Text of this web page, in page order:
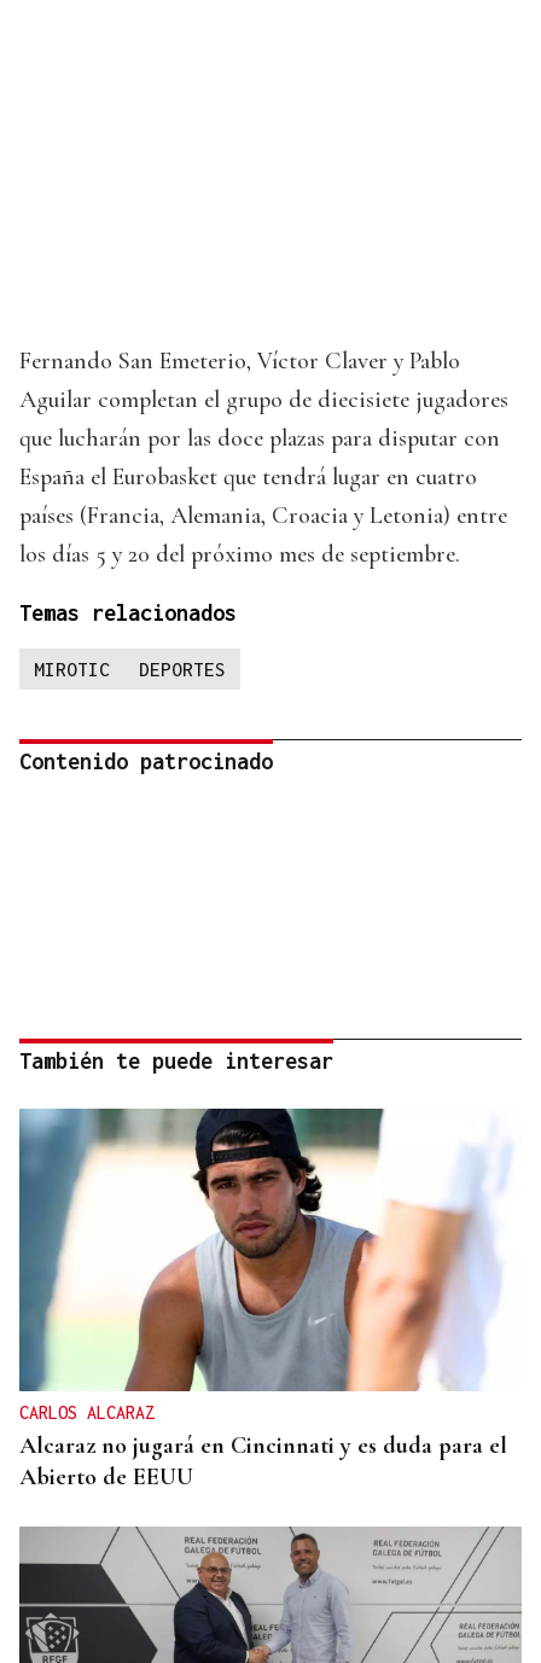
Fernando San Emeterio, Víctor Claver y Pablo
Aguilar completan el grupo de diecisiete jugadores
que lucharán por las doce plazas para disputar con
España el Eurobasket que tendrá lugar en cuatro
países (Francia, Alemania, Croacia y Letonia) entre
los días 5 y 20 del próximo mes de septiembre.
Temas relacionados
MIROTIC DEPORTES
Contenido patrocinado
También te puede interesar
CARLOS ALCARAZ
Alcaraz no jugará en Cincinnati y es duda para el
Abierto de EEUU